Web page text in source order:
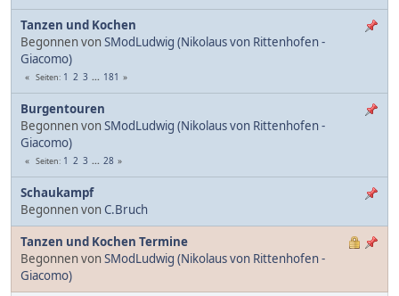
Tanzen und Kochen
Begonnen vonSModLudwig (Nikolaus von Rittenhofen -
Giacomo)
Seiten 1 2 3 ... 181
Burgentouren
Begonnen vonSModLudwig (Nikolaus von Rittenhofen -
Giacomo)
Seiten 1 2 3 ... 28
Schaukampf
Begonnen von C.Bruch
Tanzen und Kochen Termine
Begonnen vonSModLudwig (Nikolaus von Rittenhofen -
Giacomo)